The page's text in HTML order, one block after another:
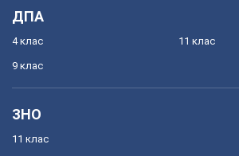
ДПА
4 клас
9 клас
11 клас
ЗНО
11 клас